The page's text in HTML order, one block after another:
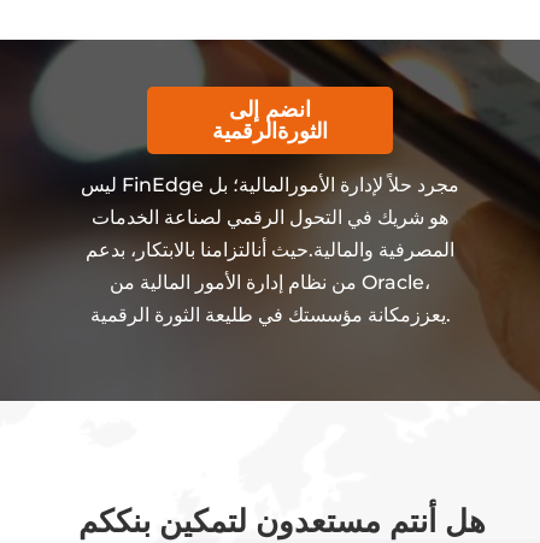
انضم إلى
الثورةالرقمية
ليس FinEdge مجرد حلاً لإدارة الأمورالمالية؛ بل
هو شريك في التحول الرقمي لصناعة الخدمات
المصرفية والمالية.حيث أنالتزامنا بالابتكار، بدعم
من نظام إدارة الأمور المالية من Oracle،
يعززمكانة مؤسستك في طليعة الثورة الرقمية.
هل أنتم مستعدون لتمكين بنككم